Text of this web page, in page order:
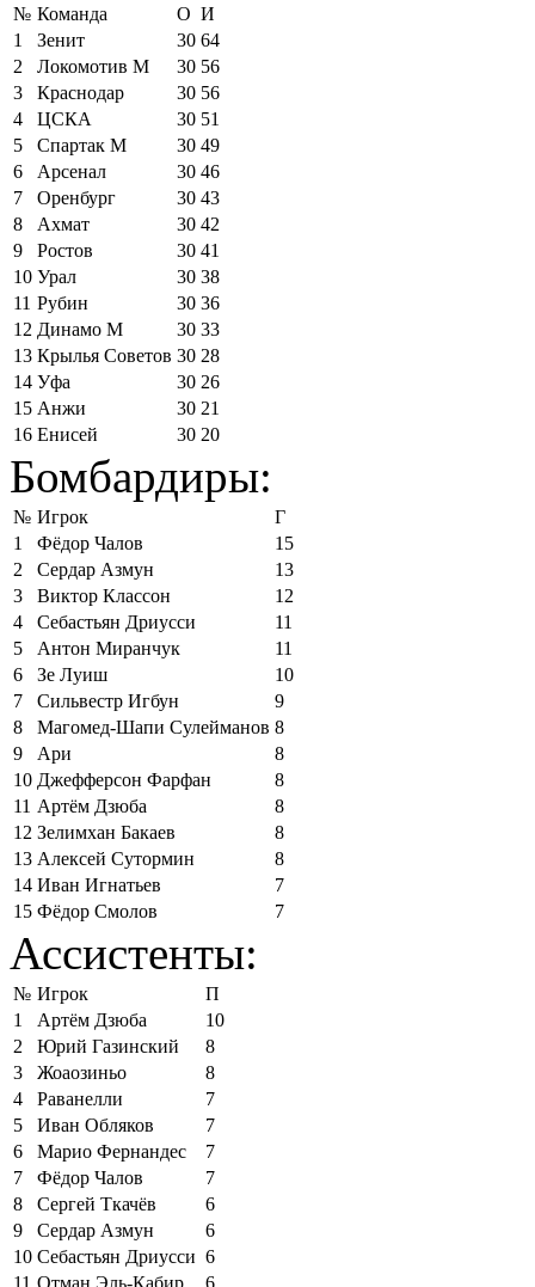
№ Команда О И
1
Зенит 30 64
2
Локомотив М 30 56
3
Краснодар 30 56
4
ЦСКА 30 51
5
Спартак М 30 49
6
Арсенал 30 46
7
Оренбург 30 43
8
Ахмат 30 42
9
Ростов 30 41
10 Урал 30 38
11 Рубин 30 36
12 Динамо М 30 33
13 Крылья Советов 30 28
14 Уфа 30 26
15 Анжи 30 21
16 Енисей 30 20
Бомбардиры:
№ Игрок
Г
1
Фёдор Чалов
15
2
Сердар Азмун
13
3
Виктор Классон
12
4
Себастьян Дриусси
11
5
Антон Миранчук
11
6
Зе Луиш
10
7
Сильвестр Игбун
9
8
Магомед-Шапи Сулейманов 8
9
Ари
8
10 Джефферсон Фарфан
8
11 Артём Дзюба
8
12 Зелимхан Бакаев
8
13 Алексей Сутормин
8
14 Иван Игнатьев
7
15 Фёдор Смолов 7
Ассистенты:
№ Игрок
П
1
Артём Дзюба
10
2
Юрий Газинский
8
3
Жоаозиньо
8
4
Раванелли
7
5
Иван Обляков
7
6
Марио Фернандес
7
7
Фёдор Чалов
7
8
Сергей Ткачёв
6
9
Сердар Азмун
6
10 Себастьян Дриусси 6
11 Отман Эль-Кабир 6